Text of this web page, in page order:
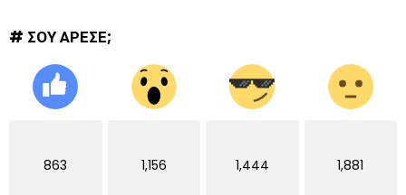
# ΣΟΥ ΑΡΕΣΕ;
863 1,156 1,444 1,881